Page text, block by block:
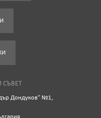
СЪВЕТ
Дондуков“ №1,